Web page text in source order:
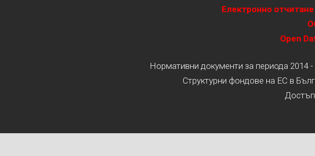
Електронно
Open
Нормативни документи за периода 2014 -
Структурни фондове на ЕС в